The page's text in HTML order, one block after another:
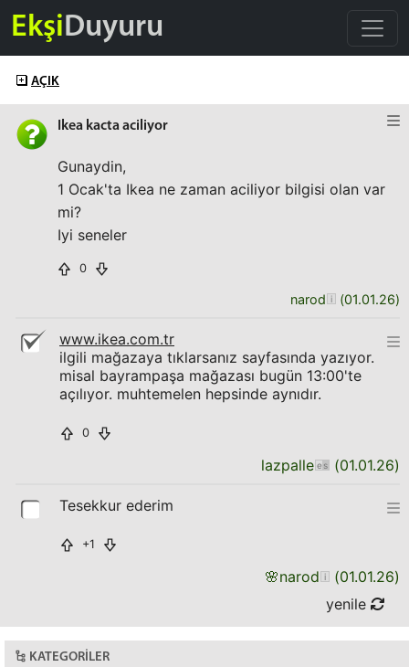
EkşiDuyuru
AÇIK
Ikea kacta aciliyor
Gunaydin,
1 Ocak'ta Ikea ne zaman aciliyor bilgisi olan var
mi?
Iyi seneler
0
narod (01.01.26)
www.ikea.com.tr
ilgili mağazaya tıklarsanız sayfasında yazıyor.
misal bayrampaşa mağazası bugün 13:00'te
açılıyor. muhtemelen hepsinde aynıdır.
0
lazpalle (01.01.26)
Tesekkur ederim
+1
🌸narod (01.01.26)
yenile
KATEGORILER